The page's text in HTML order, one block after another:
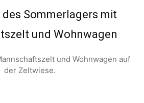
und Wohnwagen auf
der Zeltwiese.